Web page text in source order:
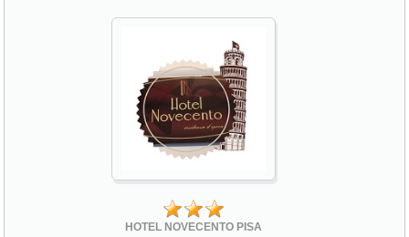
HOTEL NOVECENTO PISA